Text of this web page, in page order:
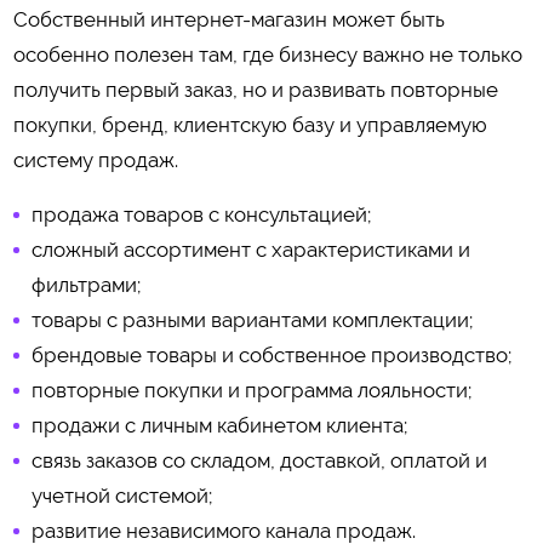
Собственный интернет-магазин может быть
особенно полезен там, где бизнесу важно не только
получить первый заказ, но и развивать повторные
покупки, бренд, клиентскую базу и управляемую
систему продаж.
продажа товаров с консультацией;
сложный ассортимент с характеристиками и
фильтрами;
товары с разными вариантами комплектации;
брендовые товары и собственное производство;
повторные покупки и программа лояльности;
продажи с личным кабинетом клиента;
связь заказов со складом, доставкой, оплатой и
учетной системой;
развитие независимого канала продаж.